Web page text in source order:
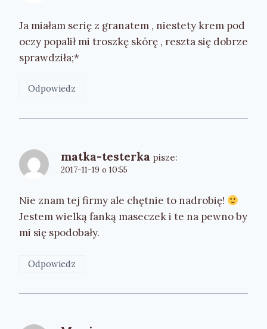
Ja miałam serię z granatem , niestety krem pod
oczy popalił mi troszkę skórę , reszta się dobrze
sprawdziła;*
Odpowiedz
matka-testerka pisze:
2017-11-19 o 10:55
Nie znam tej firmy ale chętnie to nadrobię!
Jestem wielką fanką maseczek i te na pewno by
mi się spodobały.
Odpowiedz